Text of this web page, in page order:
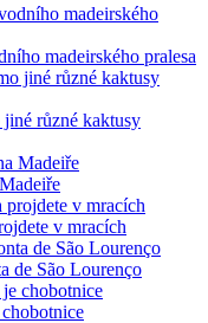
madeirského pralesa
různé kaktusy
v mracích
de São Lourenço